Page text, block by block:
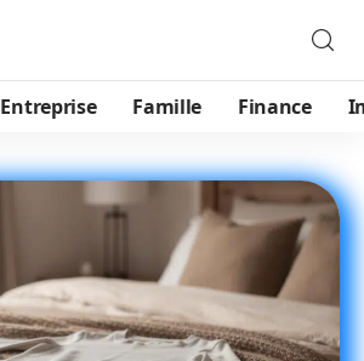
Entreprise Famille Finance